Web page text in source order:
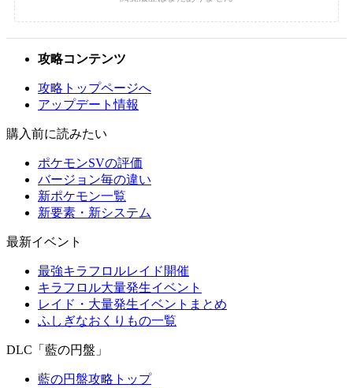
攻略コンテンツ
攻略トップページへ
アップデート情報
購入前に読みたい
ポケモンSVの評価
バージョン毎の違い
新ポケモン一覧
新要素・新システム
最新イベント
最強キラフロルレイド開催
キラフロル大量発生イベント
レイド・大量発生イベントまとめ
ふしぎなおくりもの一覧
DLC「藍の円盤」
藍の円盤攻略トップ